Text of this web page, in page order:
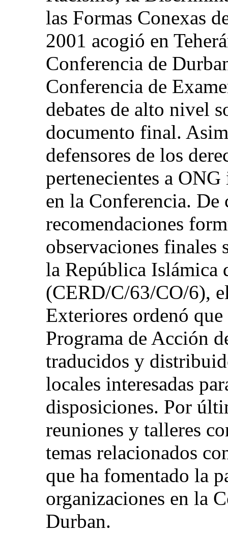
las Formas Conexas
2001 acogió en
Conferencia de
Conferencia de
debates de alto nivel
documento final.
defensores de los
pertenecientes a
en la Conferencia.
recomendaciones
observaciones finales
la República Islámica
(CERD/C/63/CO/6),
Exteriores ordenó
Programa de Acción
traducidos y
locales interesadas
disposiciones. Por
reuniones y talleres
temas relacionados
que ha fomentado la
organizaciones en la
Durban.